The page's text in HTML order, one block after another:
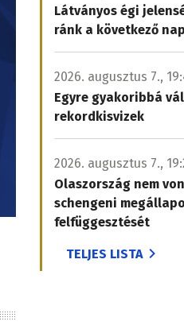
Látványos égi
ránk a következő
2026. augusztus 7.,
Egyre gyakoribbá
rekordkisvizek
2026. augusztus 7.,
Olaszország nem
schengeni
felfüggesztését
TELJES LISTA